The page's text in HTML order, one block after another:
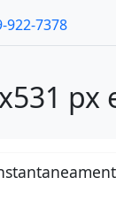
922-7378
px